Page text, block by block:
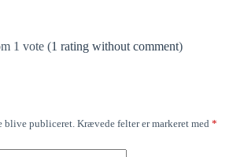
1 vote (1 rating without comment)
blive publiceret.Krævede felter er markeret med *